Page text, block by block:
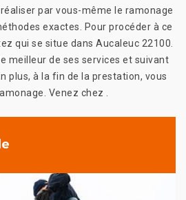
par vous-même le ramonage
exactes. Pour procéder à ce
qui se situe dans Aucaleuc 22100.
meilleur de ses services et suivant
plus, à la fin de la prestation, vous
Venez chez .